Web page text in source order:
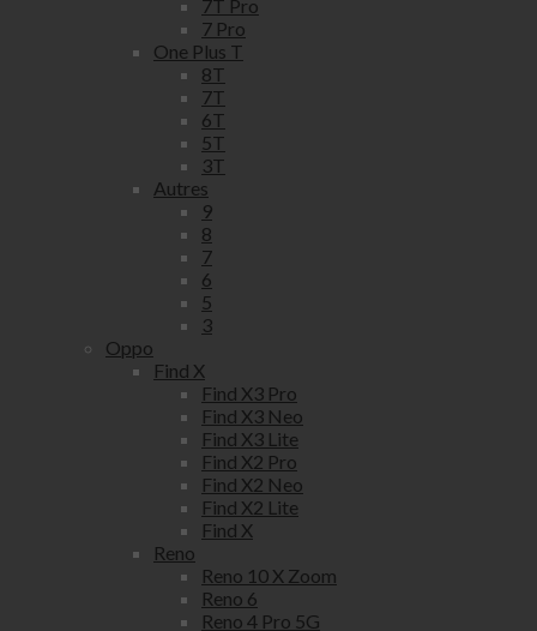
7T Pro
7 Pro
One Plus T
8T
7T
6T
5T
3T
Autres
9
8
7
6
5
3
Oppo
Find X
Find X3 Pro
Find X3 Neo
Find X3 Lite
Find X2 Pro
Find X2 Neo
Find X2 Lite
Find X
Reno
Reno 10 X Zoom
Reno 6
Reno 4 Pro 5G